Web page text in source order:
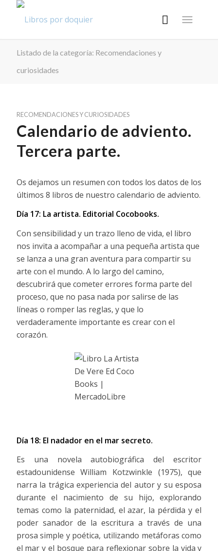
Listado de la categoría: Recomendaciones y
curiosidades
RECOMENDACIONES Y CURIOSIDADES
Calendario de adviento.
Tercera parte.
Os dejamos un resumen con todos los datos de los
últimos 8 libros de nuestro calendario de adviento.
Día 17: La artista. Editorial Cocobooks.
Con sensibilidad y un trazo lleno de vida, el libro
nos invita a acompañar a una pequeña artista que
se lanza a una gran aventura para compartir su
arte con el mundo. A lo largo del camino,
descubrirá que cometer errores forma parte del
proceso, que no pasa nada por salirse de las
líneas o romper las reglas, y que lo
verdaderamente importante es crear con el
corazón.
Día 18: El nadador en el mar secreto.
Es una novela autobiográfica del escritor
estadounidense William Kotzwinkle (1975), que
narra la trágica experiencia del autor y su esposa
durante el nacimiento de su hijo, explorando
temas como la paternidad, el azar, la pérdida y el
poder sanador de la escritura a través de una
prosa simple y poética, utilizando metáforas como
el mar y el bosque para reflexionar sobre la vida y